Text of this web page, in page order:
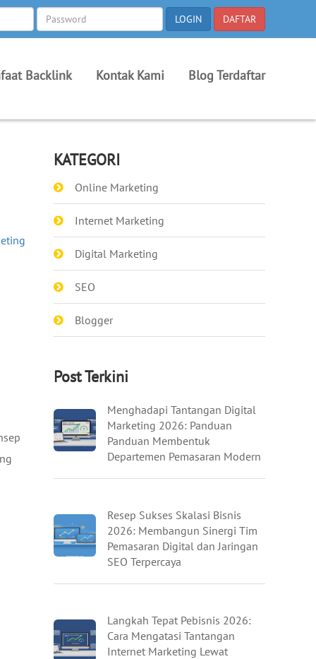
Backlink Kontak Kami Blog Terdaftar
KATEGORI
Online Marketing
Internet Marketing
Digital Marketing
SEO
Blogger
Post Terkini
Menghadapi Tantangan Digital
Marketing 2026: Panduan
Panduan Membentuk
Departemen Pemasaran Modern
Resep Sukses Skalasi Bisnis
2026: Membangun Sinergi Tim
Pemasaran Digital dan Jaringan
SEO Terpercaya
Langkah Tepat Pebisnis 2026:
Cara Mengatasi Tantangan
Internet Marketing Lewat